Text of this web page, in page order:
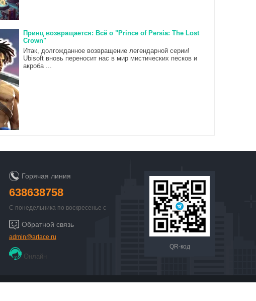
Принц возвращается: Всё о "Prince of Persia: The Lost
Crown"
Итак, долгожданное возвращение легендарной серии!
Ubisoft вновь переносит нас в мир мистических песков и
акроба ...
Горячая линия
638638758
С понедельника по воскресенье с
Обратной связь
admin@artace.ru
Онлайн
QR-код